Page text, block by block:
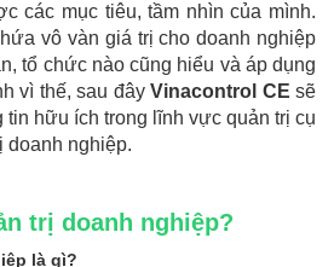
các mục tiêu, tầm nhìn của mình.
vô vàn giá trị cho doanh nghiệp
tổ chức nào cũng hiểu và áp dụng
vì thế, sau đâyVinacontrol CE sẽ
tin hữu ích trong lĩnh vực quản trị cụ
doanh nghiệp.
trị doanh nghiệp?
là gì?